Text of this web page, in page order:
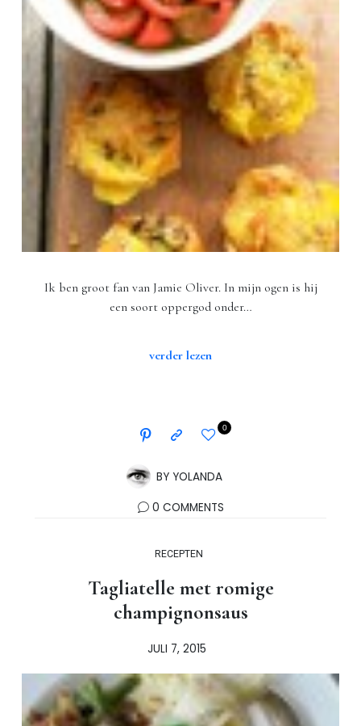
Ik ben groot fan van Jamie Oliver. In mijn ogen is hij
een soort oppergod onder…
verder lezen
BY YOLANDA
0
0 COMMENTS
RECEPTEN
Tagliatelle met romige
champignonsaus
JULI 7, 2015